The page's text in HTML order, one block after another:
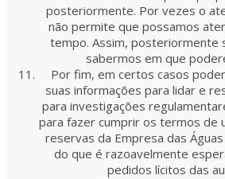
posteriormente. Por vezes o
não permite que possamos
tempo. Assim, posteriormente
sabermos em que
Por fim, em certos casos
suas informações para lidar e
para investigações
para fazer cumprir os termos de
reservas da Empresa das
do que é razoavelmente
pedidos lícitos das